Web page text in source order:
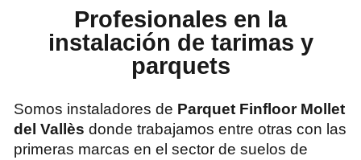
Profesionales en la
instalación de tarimas y
parquets
Somos instaladores de Parquet Finfloor Mollet
del Vallès donde trabajamos entre otras con las
primeras marcas en el sector de suelos de